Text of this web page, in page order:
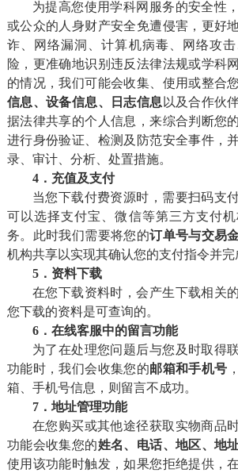
为提高您使用学科网服务的安全性
或公众的人身财产安全免遭侵害，更好
诈、网络漏洞、计算机病毒、网络攻
险，更准确地识别违反法律法规或学科
的情况，我们可能会收集、使用或整合
信息、设备信息、日志信息 以及合作伙
据法律共享的个人信息，来综合判断您
进行身份验证、检测及防范安全事件，
录、审计、分析、处置措施。
4．充值及支付
当您下载付费资源时，需要扫码支
可以选择支付宝、微信等第三方支付
务。此时我们需要将您的订单号与交易
机构共享以实现其确认您的支付指令并完
5．资料下载
在您下载资料时，会产生下载相关
您下载的资料是可查询的。
6．在线客服中的留言功能
为了在处理您问题后与您及时取得
功能时，我们会收集您的邮箱和手机号
箱、手机号信息，则留言不成功。
7．地址管理功能
在您购买或其他途径获取实物商品
功能会收集您的姓名、电话、地区、地
使用该功能时触发，如果您拒绝提供，